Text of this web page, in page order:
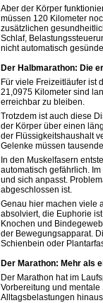
Aber der Körper
müssen 120 Kilometer
zusätzlichen
Schlaf,
nicht automatisch
Der Halbmarathon: Die
Für viele Freizeitläufer ist
21,0975 Kilometer sind
erreichbar zu bleiben.
Trotzdem ist auch diese
der Körper über einen
der Flüssigkeitshaushalt
Gelenke müssen
In den Muskelfasern
automatisch gefährlich.
und sich anpasst.
abgeschlossen ist.
Genau hier machen viele
absolviert, die Euphorie
Knochen und
der Bewegungsapparat.
Schienbein oder
Der Marathon: Mehr als
Der Marathon hat im
Vorbereitung und mentale
Alltagsbelastungen